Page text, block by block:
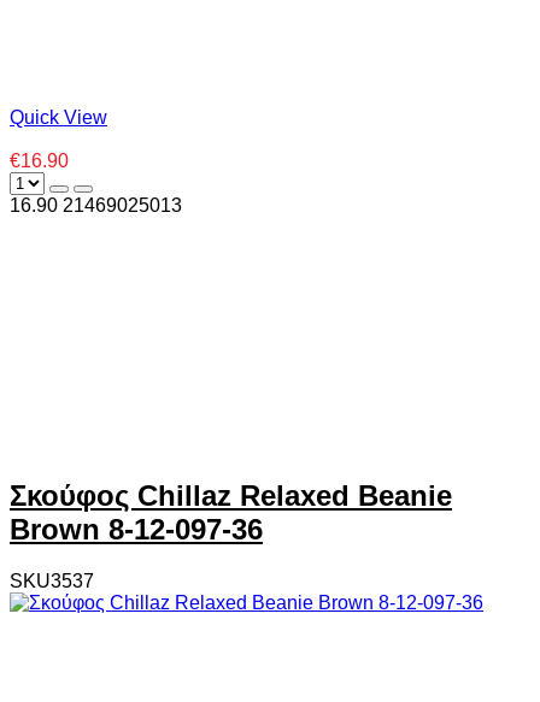
Quick View
€16.90
16.90 21469025013
Σκούφος Chillaz Relaxed Beanie
Brown 8-12-097-36
SKU3537